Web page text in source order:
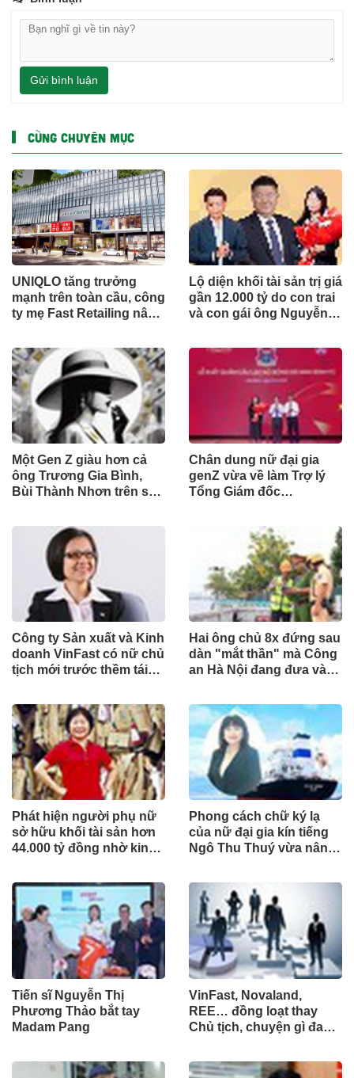
Gửi bình luận
CÙNG CHUYÊN MỤC
UNIQLO tăng trưởng
mạnh trên toàn cầu, công
ty mẹ Fast Retailing nâng
nhuận năm 2026
Lộ diện khối tài sản trị giá
gần 12.000 tỷ do con trai
và con gái ông Nguyễn
một công ty sắp lên sàn
Một Gen Z giàu hơn cả
ông Trương Gia Bình,
Bùi Thành Nhơn trên sàn
Chân dung nữ đại gia
genZ vừa về làm Trợ lý
Tổng Giám đốc
Tổng Giám đốc doanh
nghiệp hàng không vũ
trụ, nắm giữ khối tài sản
hàng nghìn tỷ
Công ty Sản xuất và Kinh
doanh VinFast có nữ chủ
tịch mới trước thềm tái
Hai ông chủ 8x đứng sau
dàn "mắt thần" mà Công
an Hà Nội đang đưa vào
Phát hiện người phụ nữ
sở hữu khối tài sản hơn
44.000 tỷ đồng nhờ kinh
Phong cách chữ ký lạ
của nữ đại gia kín tiếng
Ngô Thu Thuý vừa nâng
Tiến sĩ Nguyễn Thị
Phương Thảo bắt tay
Madam Pang
VinFast, Novaland,
REE… đồng loạt thay
Chủ tịch, chuyện gì đang